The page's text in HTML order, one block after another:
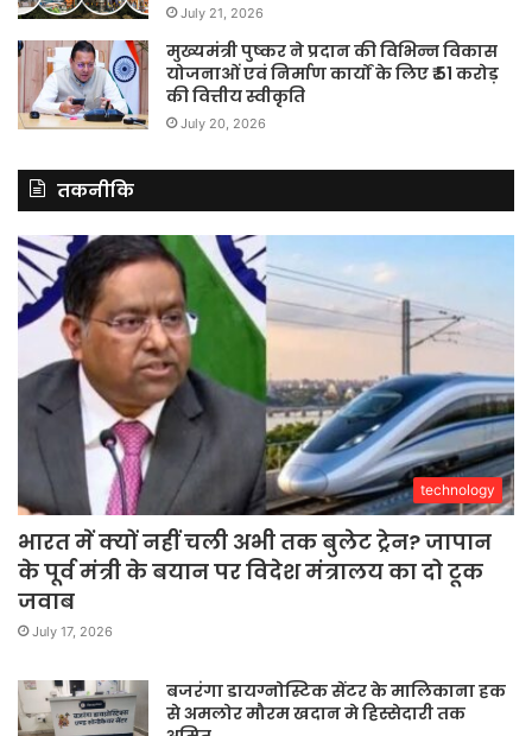
July 21, 2026
मुख्यमंत्री पुष्कर ने प्रदान की विभिन्न विकास
योजनाओं एवं निर्माण कार्यों के लिए ₹ 51 करोड़
की वित्तीय स्वीकृति
July 20, 2026
तकनीकि
technology
भारत में क्यों नहीं चली अभी तक बुलेट ट्रेन? जापान
के पूर्व मंत्री के बयान पर विदेश मंत्रालय का दो टूक
जवाब
July 17, 2026
बजरंगा डायग्नोस्टिक सेंटर के मालिकाना हक
से अमलोर मौरम खदान मे हिस्सेदारी तक